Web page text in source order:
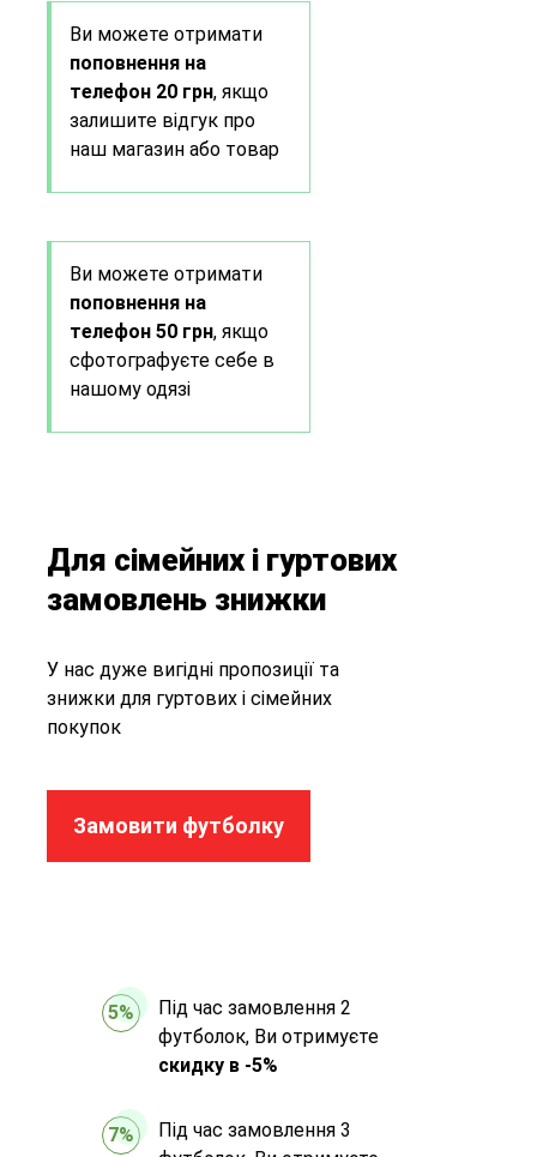
Ви можете отримати
поповнення на
телефон 20 грн, якщо
залишите відгук про
наш магазин або товар
Ви можете отримати
поповнення на
телефон 50 грн, якщо
сфотографуєте себе в
нашому одязі
Для сімейних і гуртових
замовлень знижки
У нас дуже вигідні пропозиції та
знижки для гуртових і сімейних
покупок
Замовити футболку
5%
Під час замовлення 2
футболок, Ви отримуєте
скидку в -5%
7%
Під час замовлення 3